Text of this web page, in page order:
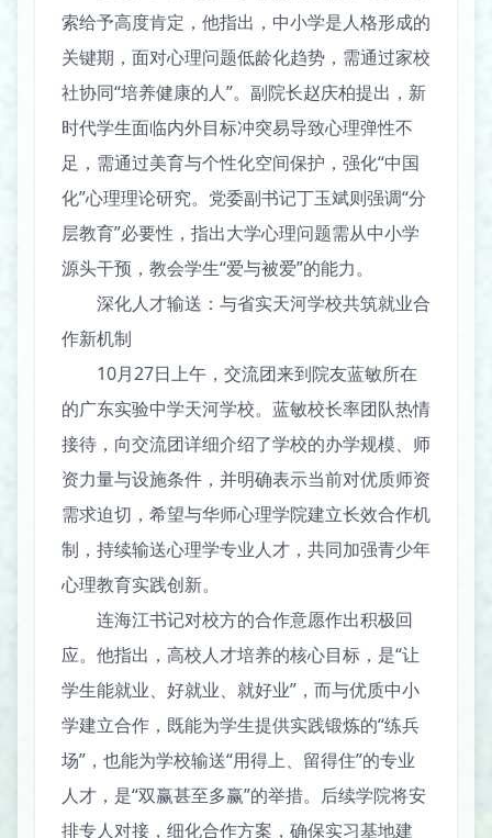
索给予高度肯定，他指出，中小学是人格形成的
关键期，面对心理问题低龄化趋势，需通过家校
社协同“培养健康的人”。副院长赵庆柏提出，新
时代学生面临内外目标冲突易导致心理弹性不
足，需通过美育与个性化空间保护，强化“中国
化”心理理论研究。党委副书记丁玉斌则强调“分
层教育”必要性，指出大学心理问题需从中小学
源头干预，教会学生“爱与被爱”的能力。
深化人才输送：与省实天河学校共筑就业合
作新机制
10月27日上午，交流团来到院友蓝敏所在
的广东实验中学天河学校。蓝敏校长率团队热情
接待，向交流团详细介绍了学校的办学规模、师
资力量与设施条件，并明确表示当前对优质师资
需求迫切，希望与华师心理学院建立长效合作机
制，持续输送心理学专业人才，共同加强青少年
心理教育实践创新。
连海江书记对校方的合作意愿作出积极回
应。他指出，高校人才培养的核心目标，是“让
学生能就业、好就业、就好业”，而与优质中小
学建立合作，既能为学生提供实践锻炼的“练兵
场”，也能为学校输送“用得上、留得住”的专业
人才，是“双赢甚至多赢”的举措。后续学院将安
排专人对接，细化合作方案，确保实习基地建